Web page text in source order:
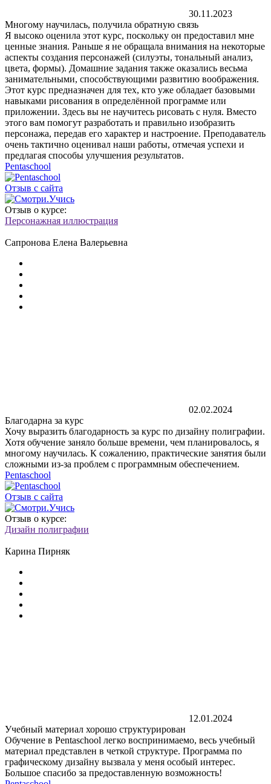
30.11.2023
Многому научилась, получила обратную связь
Я высоко оценила этот курс, поскольку он предоставил мне
ценные знания. Раньше я не обращала внимания на некоторые
аспекты создания персонажей (силуэты, тональный анализ,
цвета, формы). Домашние задания также оказались весьма
занимательными, способствующими развитию воображения.
Этот курс предназначен для тех, кто уже обладает базовыми
навыками рисования в определённой программе или
приложении. Здесь вы не научитесь рисовать с нуля. Вместо
этого вам помогут разработать и правильно изобразить
персонажа, передав его характер и настроение. Преподаватель
очень тактично оценивал наши работы, отмечая успехи и
предлагая способы улучшения результатов.
Pentaschool
Отзыв с сайта
Отзыв о курсе:
Персонажная иллюстрация
Сапронова Елена Валерьевна
02.02.2024
Благодарна за курс
Хочу выразить благодарность за курс по дизайну полиграфии.
Хотя обучение заняло больше времени, чем планировалось, я
многому научилась. К сожалению, практические занятия были
сложными из-за проблем с программным обеспечением.
Pentaschool
Отзыв с сайта
Отзыв о курсе:
Дизайн полиграфии
Карина Пирняк
12.01.2024
Учебный материал хорошо структурирован
Обучение в Pentaschool легко воспринимаемо, весь учебный
материал представлен в четкой структуре. Программа по
графическому дизайну вызвала у меня особый интерес.
Большое спасибо за предоставленную возможность!